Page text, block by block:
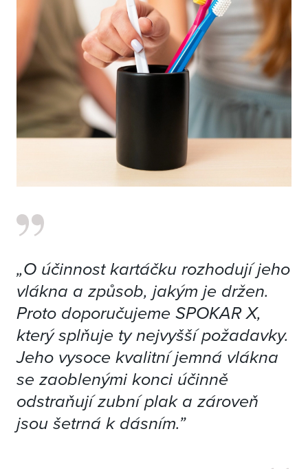
„O účinnost kartáčku rozhodují jeho
vlákna a způsob, jakým je držen.
Proto doporučujeme SPOKAR X,
který splňuje ty nejvyšší požadavky.
Jeho vysoce kvalitní jemná vlákna
se zaoblenými konci účinně
odstraňují zubní plak a zároveň
jsou šetrná k dásním.”